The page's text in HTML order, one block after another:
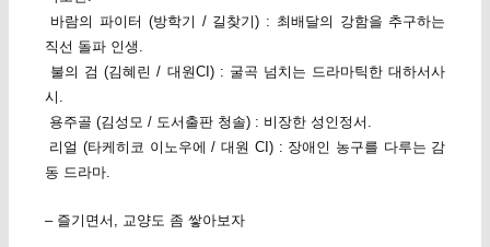
바람의 파이터 (방학기 / 길찾기) : 최배달의 강함을 추구하는
직선 돌파 인생.
불의 검 (김혜린 / 대원CI) : 굴곡 넘치는 드라마틱한 대하서사
시.
용주골 (김성모 / 도서출판 청솔) : 비장한 성인정서.
리얼 (타케히코 이노우에 / 대원 CI) : 장애인 농구를 다루는 감
동 드라마.
– 즐기면서, 교양도 좀 쌓아보자